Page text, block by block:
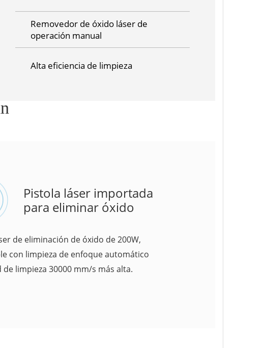
Removedor de óxido láser de
operación manual
Alta eficiencia de limpieza
Pistola láser importada
para eliminar óxido
de eliminación de óxido de 200W,
con limpieza de enfoque automático
de limpieza 30000 mm/s más alta.